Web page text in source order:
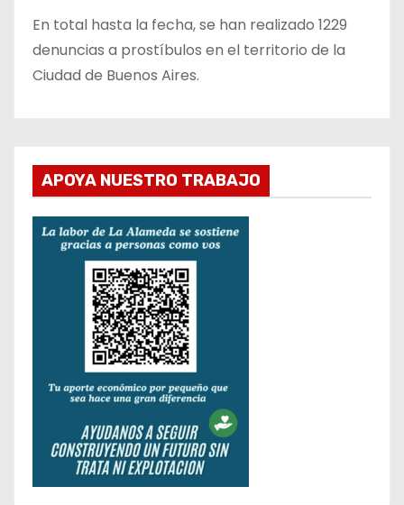
En total hasta la fecha, se han realizado 1229
denuncias a prostíbulos en el territorio de la
Ciudad de Buenos Aires.
APOYA NUESTRO TRABAJO